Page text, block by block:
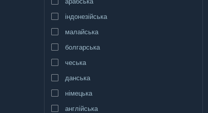
індонезійська
малайська
болгарська
чеська
данська
німецька
англійська